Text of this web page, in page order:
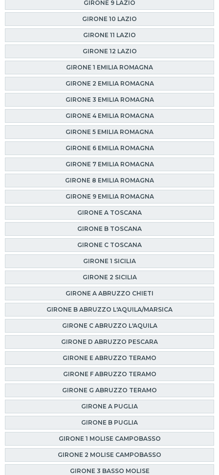
GIRONE 9 LAZIO
GIRONE 10 LAZIO
GIRONE 11 LAZIO
GIRONE 12 LAZIO
GIRONE 1 EMILIA ROMAGNA
GIRONE 2 EMILIA ROMAGNA
GIRONE 3 EMILIA ROMAGNA
GIRONE 4 EMILIA ROMAGNA
GIRONE 5 EMILIA ROMAGNA
GIRONE 6 EMILIA ROMAGNA
GIRONE 7 EMILIA ROMAGNA
GIRONE 8 EMILIA ROMAGNA
GIRONE 9 EMILIA ROMAGNA
GIRONE A TOSCANA
GIRONE B TOSCANA
GIRONE C TOSCANA
GIRONE 1 SICILIA
GIRONE 2 SICILIA
GIRONE A ABRUZZO CHIETI
GIRONE B ABRUZZO L'AQUILA/MARSICA
GIRONE C ABRUZZO L'AQUILA
GIRONE D ABRUZZO PESCARA
GIRONE E ABRUZZO TERAMO
GIRONE F ABRUZZO TERAMO
GIRONE G ABRUZZO TERAMO
GIRONE A PUGLIA
GIRONE B PUGLIA
GIRONE 1 MOLISE CAMPOBASSO
GIRONE 2 MOLISE CAMPOBASSO
GIRONE 3 BASSO MOLISE